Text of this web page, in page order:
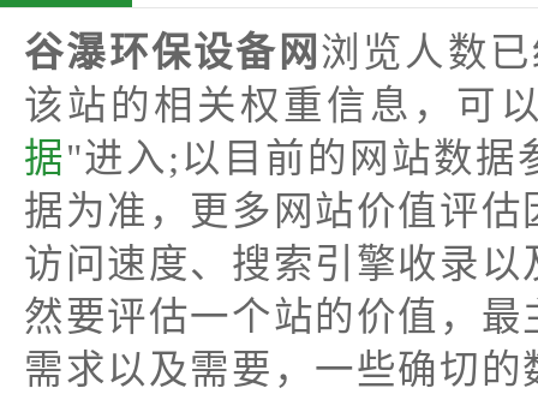
谷瀑环保设备网 浏览人数
该站的相关权重信息，可
据"进入;以目前的网站数据
据为准，更多网站价值评
访问速度、搜索引擎收录
然要评估一个站的价值，
需求以及需要，一些确切